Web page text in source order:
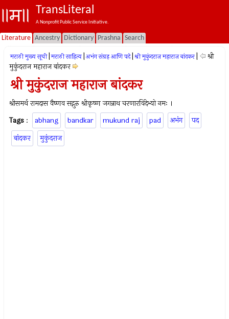
TransLiteral
A Nonprofit Public Service Initiative.
Literature Ancestry Dictionary Prashna Search
मराठी मुख्य सूची मराठी साहित्य अभंग संग्रह आणि पदे श्री मुकुंदराज महाराज बांदकर
श्री
मुकुंदराज महाराज बांदकर
श्री मुकुंदराज महाराज बांदकर
श्रीसमर्थ रामदास वैष्णव सद्गुरु श्रीकृष्ण जगन्नाथ चरणारविंदेभ्यो नमः ।
Tags : abhang bandkar mukund raj pad अभंग
पद
बांदकर
मुकुंदराज